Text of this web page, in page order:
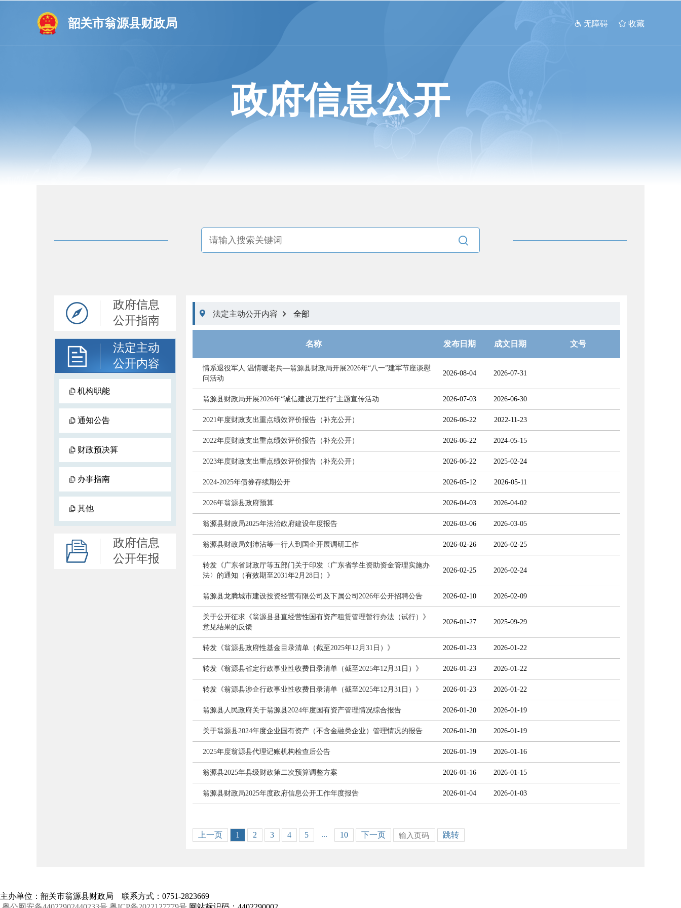
韶关市翁源县财政局  无障碍  收藏
政府信息公开

政府信息
公开指南
法定主动
公开内容
机构职能
通知公告
财政预决算
办事指南
其他
政府信息
公开年报
 法定主动公开内容  全部
名称 发布日期 成文日期 文号
情系退役军人 温情暖老兵—翁源县财政局开展2026年“八一”建军节座谈慰
问活动
2026-08-04 2026-07-31
翁源县财政局开展2026年“诚信建设万里行”主题宣传活动 2026-07-03 2026-06-30
2021年度财政支出重点绩效评价报告（补充公开） 2026-06-22 2022-11-23
2022年度财政支出重点绩效评价报告（补充公开） 2026-06-22 2024-05-15
2023年度财政支出重点绩效评价报告（补充公开） 2026-06-22 2025-02-24
2024-2025年债券存续期公开 2026-05-12 2026-05-11
2026年翁源县政府预算 2026-04-03 2026-04-02
翁源县财政局2025年法治政府建设年度报告 2026-03-06 2026-03-05
翁源县财政局刘沛沾等一行人到国企开展调研工作 2026-02-26 2026-02-25
转发《广东省财政厅等五部门关于印发〈广东省学生资助资金管理实施办
法〉的通知（有效期至2031年2月28日）》
2026-02-25 2026-02-24
翁源县龙腾城市建设投资经营有限公司及下属公司2026年公开招聘公告 2026-02-10 2026-02-09
关于公开征求《翁源县县直经营性国有资产租赁管理暂行办法（试行）》
意见结果的反馈
2026-01-27 2025-09-29
转发《翁源县政府性基金目录清单（截至2025年12月31日）》 2026-01-23 2026-01-22
转发《翁源县省定行政事业性收费目录清单（截至2025年12月31日）》 2026-01-23 2026-01-22
转发《翁源县涉企行政事业性收费目录清单（截至2025年12月31日）》 2026-01-23 2026-01-22
翁源县人民政府关于翁源县2024年度国有资产管理情况综合报告 2026-01-20 2026-01-19
关于翁源县2024年度企业国有资产（不含金融类企业）管理情况的报告 2026-01-20 2026-01-19
2025年度翁源县代理记账机构检查后公告 2026-01-19 2026-01-16
翁源县2025年县级财政第二次预算调整方案 2026-01-16 2026-01-15
翁源县财政局2025年度政府信息公开工作年度报告 2026-01-04 2026-01-03
上一页 1 2 3 4 5 ... 10 下一页 跳转
主办单位：韶关市翁源县财政局 联系方式：0751-2823669